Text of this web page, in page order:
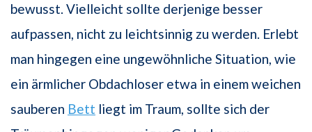
bewusst. Vielleicht sollte derjenige besser
aufpassen, nicht zu leichtsinnig zu werden. Erlebt
man hingegen eine ungewöhnliche Situation, wie
ein ärmlicher Obdachloser etwa in einem weichen
sauberen Bett liegt im Traum, sollte sich der